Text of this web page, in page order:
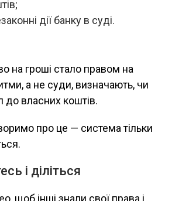
дії банку в суді.
на гроші стало правом на
а не суди, визначають, чи
до власних коштів.
про це — система тільки
і діліться
щоб інші знали свої права і